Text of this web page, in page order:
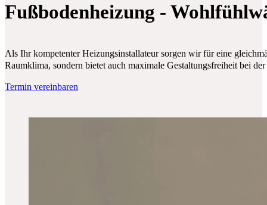
Fußbodenheizung -
Als Ihr kompetenter Heizungsinstallateur sorgen wir für eine
Raumklima, sondern bietet auch maximale Gestaltungsfreiheit bei
Termin vereinbaren